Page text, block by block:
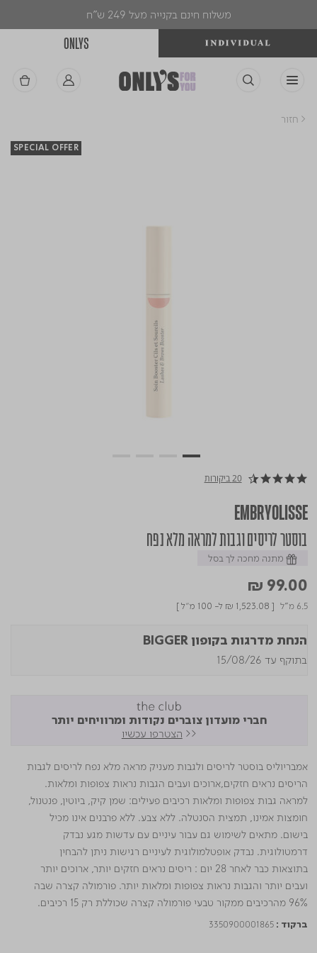
משלוח חינם בקנייה מעל 249 ש"ח
ONLYS
< חזור
SPECIAL OFFER
4.5 star rating 20 ביקורות
EMBRYOLISSE
בוסטר לריסים וגבות למראה מלא נפח
מתנה מחכה לך בסל
₪ 99.00
6.5 מ"ל [
₪ 1,523.08 ל- 100 מ"ל ]
הנחת מדרגות בקופון BIGGER
בתוקף עד 15/08/26
חברי מועדון צוברים נקודות ומרוויחים יותר
<< הצטרפו עכשיו
אמבריוליס בוסטר לריסים ולגבות מעניק מראה מלא נפח לריסים לגבות
הריסים נראים חזקים,ארוכים ועבים הגבות נראות צפופות ומלאות.
למראה גבות צפופות ומלאות רכיבים פעילים: שמן קיק, ביוטין, פנטנול,
חומצות אמינו, תמצית הסנטלה. ללא צבע. ללא פרבנים אינו מכיל
בישום. מתאים לשימוש גם עבור עיניים עם עדשות מגע נבדק
דרמטולוגית. נבדק אופטלמולוגית לעיניים רגישות ניתן להבחין
בתוצאות כבר לאחר 28 יום : ריסים נראים חזקים יותר, ארוכים יותר
ועבים יותר והגבות נראות צפופות ומלאות יותר. פורמולה קצרה שבה
96% מהרכיבים ממקור טבעי פורמולה קצרה שכוללת רק 15 רכיבים.
ברקוד :3350900001865